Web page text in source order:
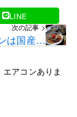
LINE
次の記事 >
は国産豚
アコンありま